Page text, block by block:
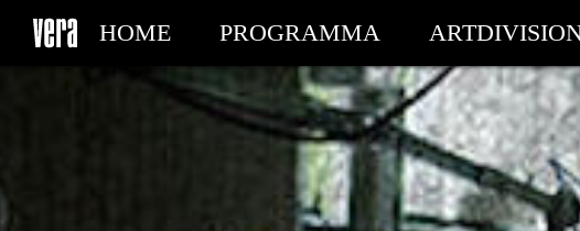
HOME PROGRAMMA
MIJN TICKETS